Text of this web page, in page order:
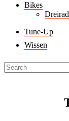
Bikes
Tune-Up
Wissen